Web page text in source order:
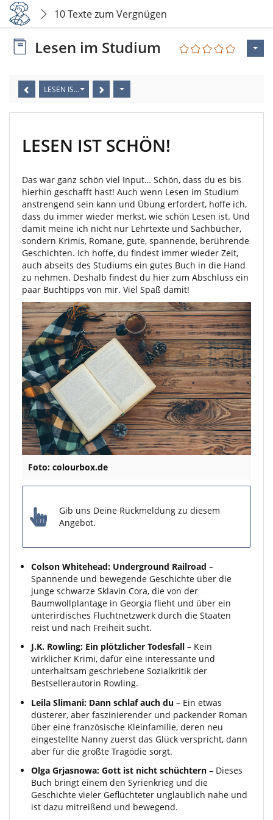
10 Texte zum Vergnügen
Lesen im Studium
LESEN IST SCHÖN!
LESEN IST SCHÖN!
Das war ganz schön viel Input… Schön, dass du es bis
hierhin geschafft hast! Auch wenn Lesen im Studium
anstrengend sein kann und Übung erfordert, hoffe ich,
dass du immer wieder merkst, wie schön Lesen ist. Und
damit meine ich nicht nur Lehrtexte und Sachbücher,
sondern Krimis, Romane, gute, spannende, berührende
Geschichten. Ich hoffe, du findest immer wieder Zeit,
auch abseits des Studiums ein gutes Buch in die Hand
zu nehmen. Deshalb findest du hier zum Abschluss ein
paar Buchtipps von mir. Viel Spaß damit!
Foto: colourbox.de
Gib uns Deine Rückmeldung zu diesem
Angebot.
Colson Whitehead: Underground Railroad –
Spannende und bewegende Geschichte über die
junge schwarze Sklavin Cora, die von der
Baumwollplantage in Georgia flieht und über ein
unterirdisches Fluchtnetzwerk durch die Staaten
reist und nach Freiheit sucht.
J.K. Rowling: Ein plötzlicher Todesfall – Kein
wirklicher Krimi, dafür eine interessante und
unterhaltsam geschriebene Sozialkritik der
Bestsellerautorin Rowling.
Leila Slimani: Dann schlaf auch du – Ein etwas
düsterer, aber faszinierender und packender Roman
über eine französische Kleinfamilie, deren neu
eingestellte Nanny zuerst das Glück verspricht, dann
aber für die größte Tragödie sorgt.
Olga Grjasnowa: Gott ist nicht schüchtern – Dieses
Buch bringt einem den Syrienkrieg und die
Geschichte vieler Geflüchteter unglaublich nahe und
ist dazu mitreißend und bewegend.